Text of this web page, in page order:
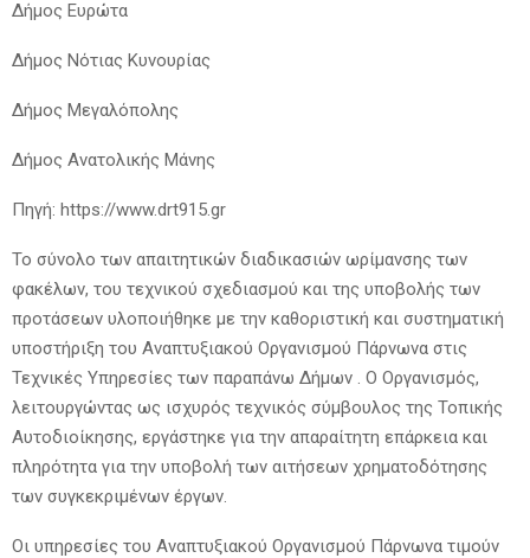
Δήμος Ευρώτα
Δήμος Νότιας Κυνουρίας
Δήμος Μεγαλόπολης
Δήμος Ανατολικής Μάνης
Πηγή: https://www.drt915.gr
Το σύνολο των απαιτητικών διαδικασιών ωρίμανσης των
φακέλων, του τεχνικού σχεδιασμού και της υποβολής των
προτάσεων υλοποιήθηκε με την καθοριστική και συστηματική
υποστήριξη του Αναπτυξιακού Οργανισμού Πάρνωνα στις
Τεχνικές Υπηρεσίες των παραπάνω Δήμων . Ο Οργανισμός,
λειτουργώντας ως ισχυρός τεχνικός σύμβουλος της Τοπικής
Αυτοδιοίκησης, εργάστηκε για την απαραίτητη επάρκεια και
πληρότητα για την υποβολή των αιτήσεων χρηματοδότησης
των συγκεκριμένων έργων.
Οι υπηρεσίες του Αναπτυξιακού Οργανισμού Πάρνωνα τιμούν